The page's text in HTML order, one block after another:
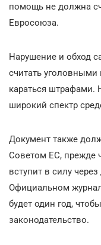
помощь не должна
Евросоюза.
Нарушение и обход
считать уголовными
караться штрафами.
широкий спектр
Документ также
Советом ЕС, прежде
вступит в силу
Официальном
будет один год,
законодательство.